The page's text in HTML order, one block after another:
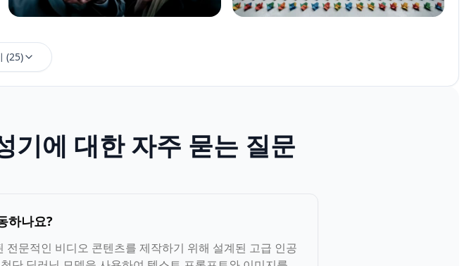
(25)
에 대한 자주 묻는 질문
하나요?
문적인 비디오 콘텐츠를 제작하기 위해 설계된 고급 인공